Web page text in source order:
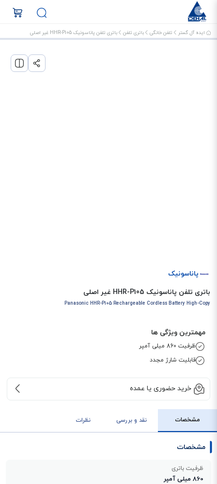
ایده آل گستر تلفن خانگی باتری تلفن باتری تلفن پاناسونیک HHR-P105 غیر اصلی
پاناسونیک
باتری تلفن پاناسونیک HHR-P105 غیر اصلی
Panasonic HHR-P105 Rechargeable Cordless Battery High-Copy
مهمترین ویژگی ها
ظرفیت 860 میلی آمپر
قابلیت شارژ مجدد
خرید حضوری یا عمده
مشخصات نقد و بررسی نظرات
مشخصات
ظرفیت باتری
860 میلی آمپر